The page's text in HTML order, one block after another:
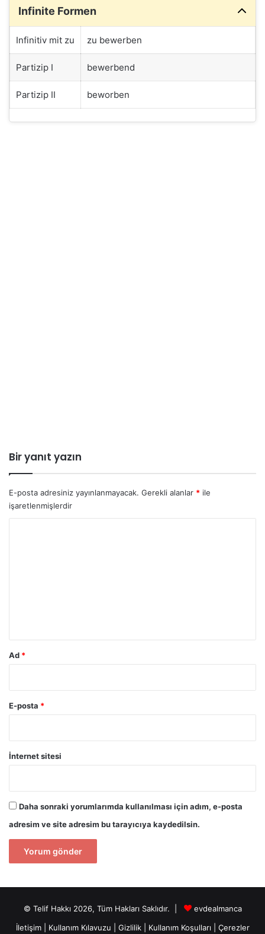
Infinite Formen
Infinitiv mit zu zu bewerben
Partizip I bewerbend
Partizip II beworben
Bir yanıt yazın
E-posta adresiniz yayınlanmayacak. Gerekli alanlar * ile
işaretlenmişlerdir
Ad *
E-posta *
İnternet sitesi
Daha sonraki yorumlarımda kullanılması için adım, e-posta
adresim ve site adresim bu tarayıcıya kaydedilsin.
© Telif Hakkı 2026, Tüm Hakları Saklıdır. |
evdealmanca
İletişim| Kullanım Kılavuzu Gizlilik Kullanım Koşulları Çerezler